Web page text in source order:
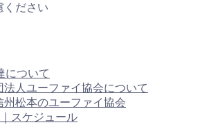
ださい
について
法人ユーファイ協会について
州松本のユーファイ協会
｜スケジュール